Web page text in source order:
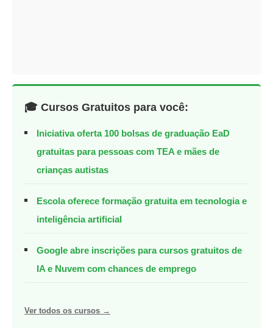
🎓 Cursos Gratuitos para você:
Iniciativa oferta 100 bolsas de graduação EaD
gratuitas para pessoas com TEA e mães de
crianças autistas
Escola oferece formação gratuita em tecnologia e
inteligência artificial
Google abre inscrições para cursos gratuitos de
IA e Nuvem com chances de emprego
Ver todos os cursos →